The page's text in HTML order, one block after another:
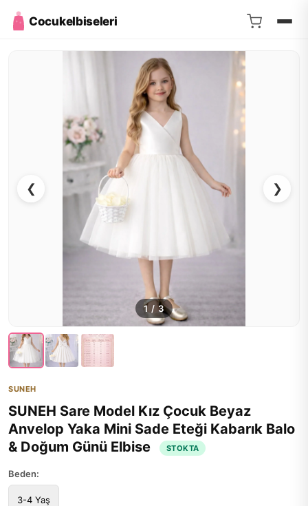
Cocukelbiseleri
❮ ❯
1 / 3
SUNEH
SUNEH Sare Model Kız Çocuk Beyaz
Anvelop Yaka Mini Sade Eteği Kabarık Balo
& Doğum Günü Elbise
STOKTA
Beden:
3-4 Yaş